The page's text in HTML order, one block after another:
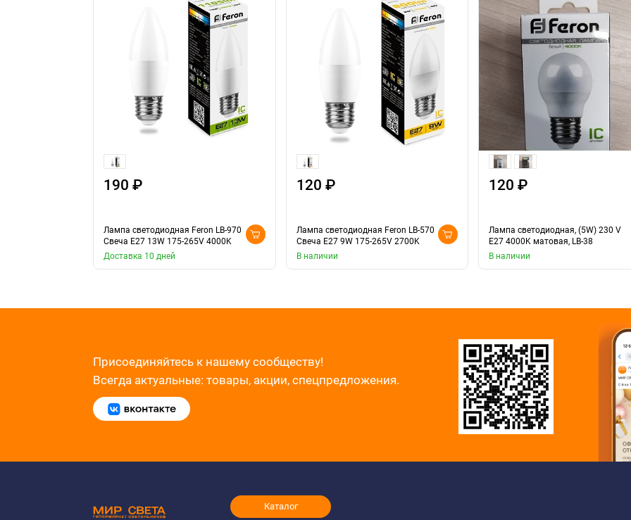
190 ₽
Лампа светодиодная Feron LB-970
Свеча E27 13W 175-265V 4000K
Доставка 10 дней
120 ₽
Лампа светодиодная Feron LB-570
Свеча E27 9W 175-265V 2700K
В наличии
120 ₽
Лампа светодиодная, (5W) 230 V
E27 4000K матовая, LB-38
В наличии
Присоединяйтесь к нашему сообществу!
Всегда актуальные: товары, акции, спецпредложения.
Каталог